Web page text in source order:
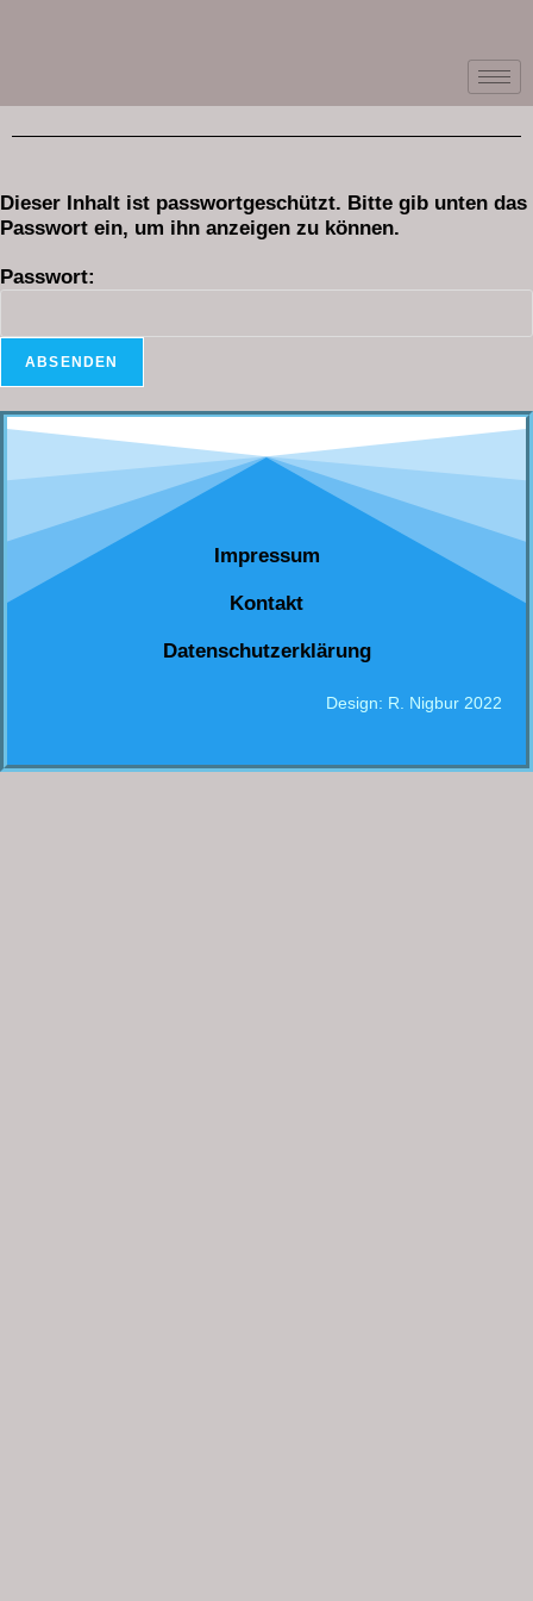
Dieser Inhalt ist passwortgeschützt. Bitte gib unten das
Passwort ein, um ihn anzeigen zu können.
Passwort:
Impressum
Kontakt
Datenschutzerklärung
Design: R. Nigbur 2022